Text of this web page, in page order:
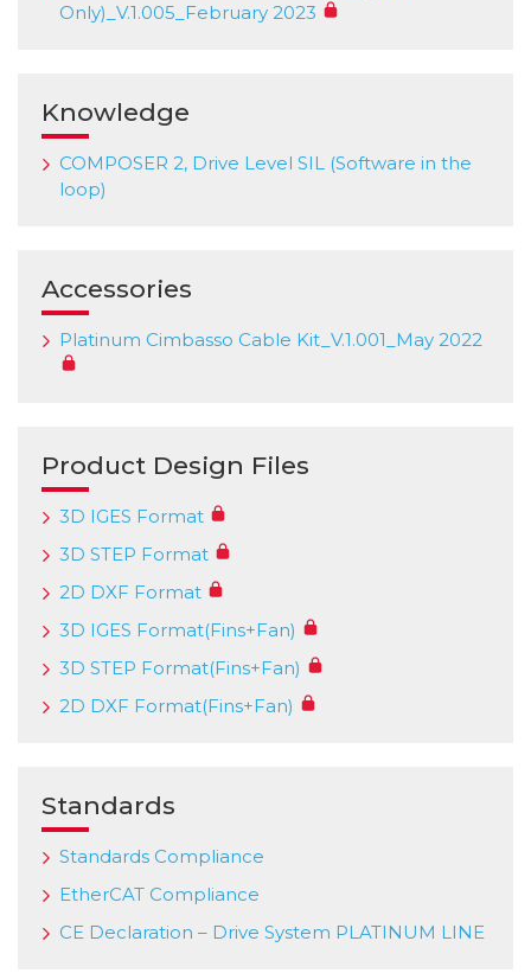
Only)_V.1.005_February 2023
Knowledge
COMPOSER 2, Drive Level SIL (Software in the
loop)
Accessories
Platinum Cimbasso Cable Kit_V.1.001_May 2022
Product Design Files
3D IGES Format
3D STEP Format
2D DXF Format
3D IGES Format(Fins+Fan)
3D STEP Format(Fins+Fan)
2D DXF Format(Fins+Fan)
Standards
Standards Compliance
EtherCAT Compliance
CE Declaration – Drive System PLATINUM LINE